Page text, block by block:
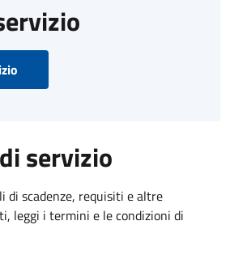
servizio
di scadenze, requisiti e altre
leggi i termini e le condizioni di